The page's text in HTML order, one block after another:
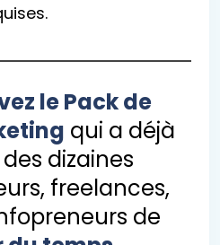
le Pack de
qui a déjà
dizaines
freelances,
de